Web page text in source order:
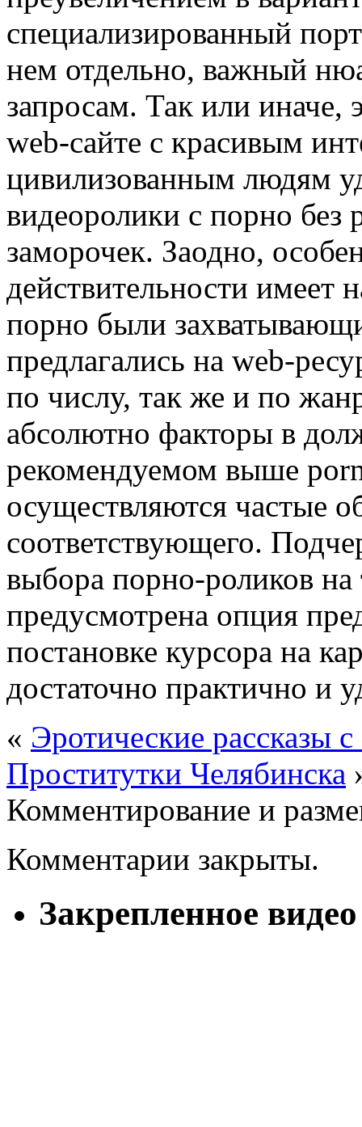
специализированный
нем отдельно, важный
запросам. Так или иначе,
web-сайте с красивым
цивилизованным людям
видеоролики с порно без
заморочек. Заодно,
действительности имеет
порно были
предлагались на web-
по числу, так же и по
абсолютно факторы в
рекомендуемом выше
осуществляются частые
соответствующего.
выбора порно-роликов
предусмотрена опция
постановке курсора на
достаточно практично и
« Эротические рассказы
Проститутки Челябинска
Комментирование и
Комментарии закрыты.
Закрепленное видео